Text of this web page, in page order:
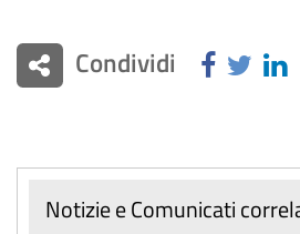
Condividi
Notizie e Comunicati